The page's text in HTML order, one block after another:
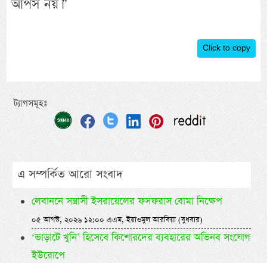
আপস নয়।”
Click to copy
ট্যাগসমূহঃ
এ সম্পর্কিত আরো সংবাদ
লেবাননে সন্ত্রাসী ইসরায়েলের ফসফরাস বোমা নিক্ষেপ
০৫ আগস্ট, ২০২৬ ১২:০০ এএম, ইয়াওমুল আরবিয়া (বুধবার)
‘ভাড়াটে খুনি’ হিসেবে কিশোরদের ব্যবহারের অভিনব সংযোগ
ইউরোপে